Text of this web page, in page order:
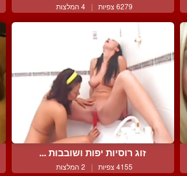
6279 צפיות | 4 המלצות
זוג רוסיות יפות ושובבות ...
4155 צפיות | 2 המלצות